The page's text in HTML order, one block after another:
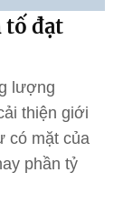
tố đạt
lượng
thiện giới
có mặt của
phần tỷ